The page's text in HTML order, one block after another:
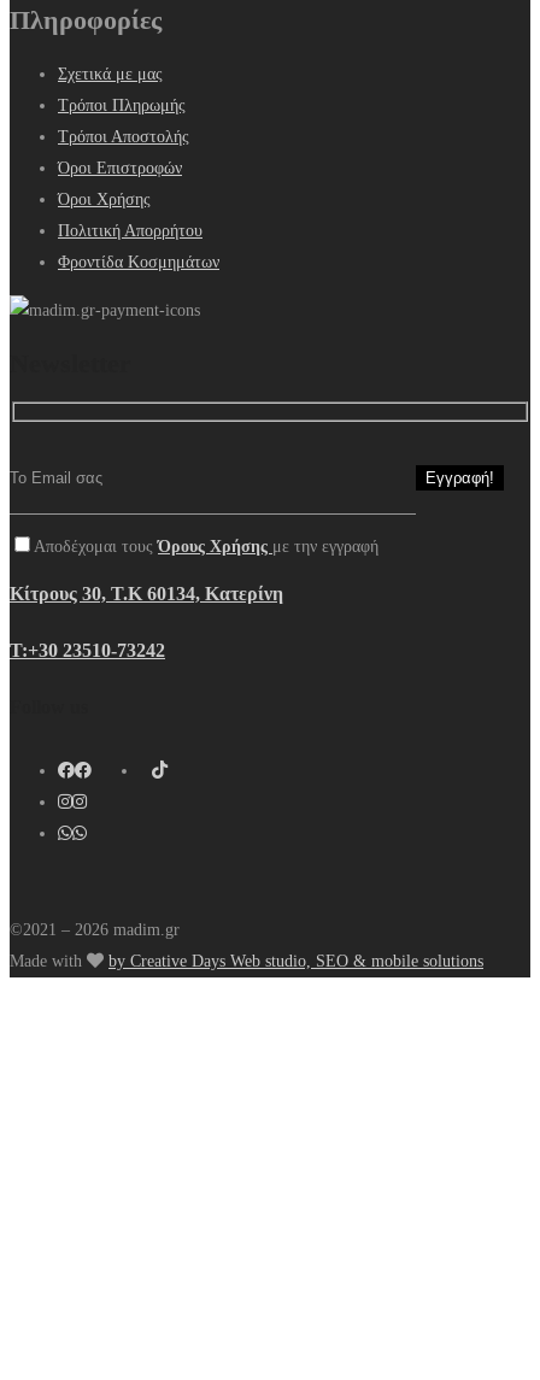
Πληροφορίες
Σχετικά με μας
Τρόποι Πληρωμής
Τρόποι Αποστολής
Όροι Επιστροφών
Όροι Χρήσης
Πολιτική Απορρήτου
Φροντίδα Κοσμημάτων
Αποδέχομαι τουςΌρους Χρήσης με την εγγραφή
Κίτρους 30, Τ.Κ 60134, Κατερίνη
Τ:+30 23510-73242
©2021 – 2026 madim.gr
Made with
by Creative Days Web studio, SEO & mobile solutions